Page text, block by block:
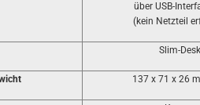
über USB-
(kein Netzteil
Slim-
137 x 71 x 26